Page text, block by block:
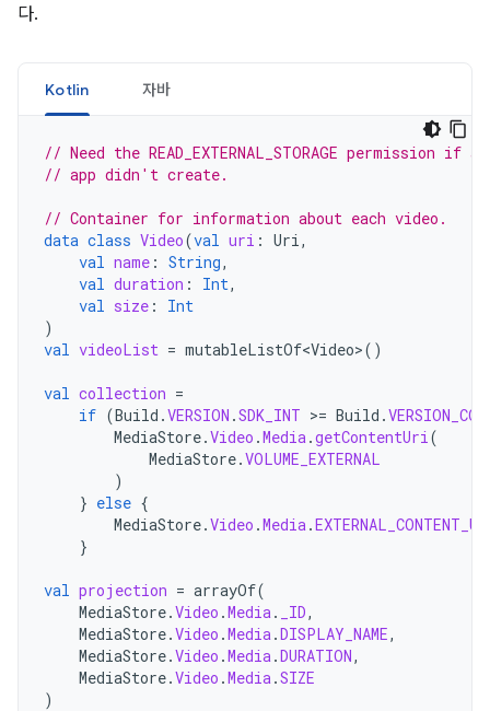
다.
Kotlin 자바
// Need the READ_EXTERNAL_STORAGE
// app didn't create.
// Container for information about each video.
data class Video(val uri : Uri,
val name : String,
val duration : Int,
val size :
Int
)
val videoList = mutableListOf<Video>()
val collection =
if (Build .VERSION .SDK_INT >= Build .
MediaStore.Video .Media.getContentUri(
MediaStore.VOLUME_EXTERNAL
)
} else {
MediaStore.Video .Media.
}
val projection = arrayOf(
MediaStore.Video .Media. _ID,
MediaStore.Video .Media.DISPLAY_NAME,
MediaStore.Video .Media.DURATION,
MediaStore.Video .Media.SIZE
)